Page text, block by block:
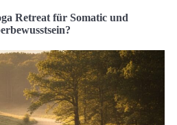
Retreat für Somatic und